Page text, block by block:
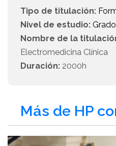
Tipo de titulación:
Nivel de estudio:
Nombre de la
Electromedicina Clínica
Duración: 2000h
Más de HP